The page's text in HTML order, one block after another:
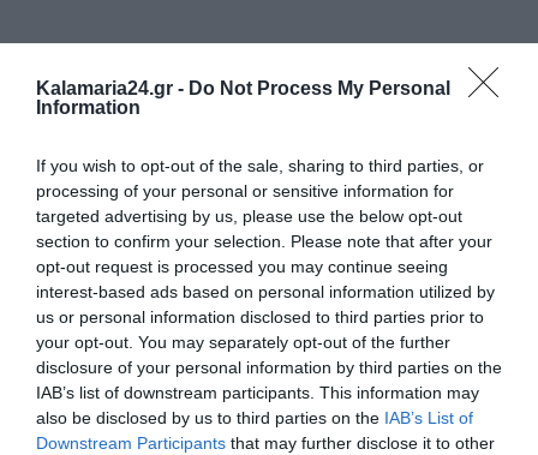
Kalamaria24.gr - Do Not Process My Personal
Information
If you wish to opt-out of the sale, sharing to third parties, or
processing of your personal or sensitive information for
targeted advertising by us, please use the below opt-out
section to confirm your selection. Please note that after your
opt-out request is processed you may continue seeing
interest-based ads based on personal information utilized by
us or personal information disclosed to third parties prior to
your opt-out. You may separately opt-out of the further
disclosure of your personal information by third parties on the
IAB’s list of downstream participants. This information may
also be disclosed by us to third parties on the IAB’s List of
Downstream Participants that may further disclose it to other